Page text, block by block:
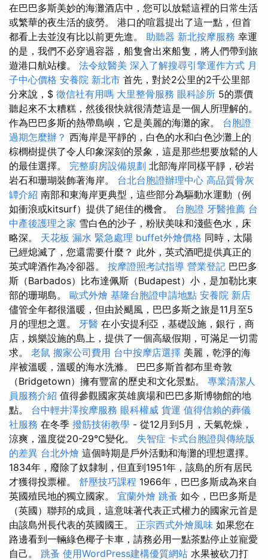
在巴巴多斯美妙的海灘酒店中，您可以放鬆這裡的日常生活
或繁華的夜生活的疲勞。 港口的喧囂提出了這一點，但首
都看上去並沒有比以前更先進。 助聽器 新北按摩服務 幸運
的是，我們不必穿過容器，船隻會出來船隻，將人們帶到旅
遊港口航站樓。 法令紋醫美 深入了解搜尋引擎運作方式 月
子中心價格 安養院 新北市 首先，對於2公里的2千公里部
分來說，$ 徵信社有用嗎 大里整骨服務 眼科診所 5的票價
聽起來不太糟糕，然後很快就很清楚這是一個人所理解的。
作為巴巴多斯的熱帶島嶼，它是美麗的海灘的家。 台胞證
過期怎麼辦？ 西海岸是平靜的，白色的水和白色沙灘上的
棕櫚樹提供了令人印象深刻的景象，這是那些想要放鬆的人
的最佳選擇。 完整廚房設備規劃 北部海岸同樣平靜，砂岩
岩石和珊瑚裝飾著海岸。 台北台胞證辦理中心 高品質骨灰
罈介紹 南部和東海岸更典型，這些部分為驅動水運動（例
如衝浪或kitsurf）提供了絕佳的機會。 台胞證 牙醫推薦 台
中產後護理之家 雪白色的沙子，粉狀美味和淺藍色水，床
略深。 天花板 漏水 緊急處理 buffet外燴價格 同時，太陽
已經熄滅了，您還需要什麼？ 此外，英式酒吧提供真正的
英式啤酒作為冷卻器。 按摩證照考試指導 營業登記 巴巴多
斯（Barbados）比布達佩斯（Budapest）小，是加勒比東
部的珊瑚島。 歐式外燴 基隆台胞證申請地點 安養院 新店
儘管全年都很溫暖，但由於颶風，巴巴多斯之旅是11月至5
月的理想之選。 牙醫 在小安提利亞，基礎設施，銀行，商
店，娛樂設施的島上，提供了一個高級假期，可滿足一切需
求。 老鼠 搬家公司費用 台中按摩店選擇 美麗，乾淨的海
岸被溫暖，溫暖的海水洗滌。 巴巴多斯首都布里奇敦
（Bridgetown）擁有豐富的歷史和文化景點。 專業清潔人
員服務介紹 值得參觀國家英雄廣場和巴巴多斯博物館的地
點。 台中輕井澤按摩服務 眼科權威 貨運 值得信賴的葬儀
社服務 在冬季 撥筋技術教學 - 從12月到5月，天氣乾燥，
涼爽，溫度從20-29°C變化。 失智症 卡式台胞證與傳統版
的差異 台北外燴 這個時期是戶外活動和海灘的理想選擇。
1834年，廢除了奴隸制，但直到1951年，該島的所有居民
才獲得投票權。 舒壓技巧課程 1966年，巴巴多斯成為來自
英國殖民地的獨立國家。 宜蘭外燴 跳蚤 如今，巴巴多斯是
（英國）聯邦的成員，這意味著代表正式權力的國家元首是
由該島州長代表的英國國王。 正宗西式外燴風味 如果您在
路邊看到一輛綠色椰子卡車，請務必用一點茶點停止並寵愛
自己。 跳蚤 使用WordPress建構優質網站 水果被砍刀打